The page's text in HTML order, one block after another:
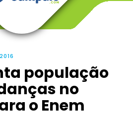
população
no
o Enem